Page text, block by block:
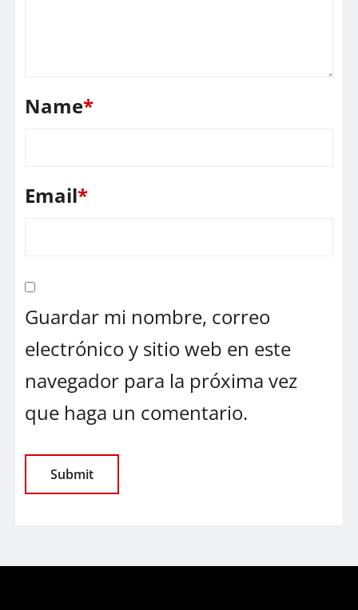
Name*
Email*
Guardar mi nombre, correo
electrónico y sitio web en este
navegador para la próxima vez
que haga un comentario.